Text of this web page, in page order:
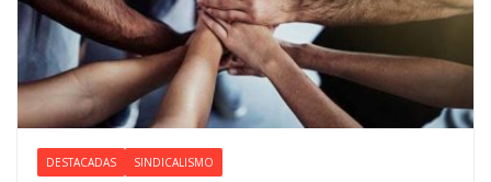
DESTACADAS SINDICALISMO